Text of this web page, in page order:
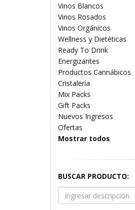
Vinos Blancos
Vinos Rosados
Vinos Orgánicos
Wellness y Dietéticas
Ready To Drink
Energizantes
Productos Cannábicos
Cristalería
Mix Packs
Gift Packs
Nuevos Ingresos
Ofertas
Mostrar todos
BUSCAR PRODUCTO: